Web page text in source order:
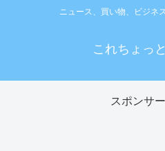
ニュース、買い物、ビジネ
これちょっ
スポンサ